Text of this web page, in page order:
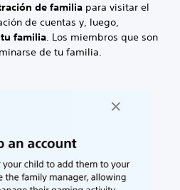
de familia para visitar el
de cuentas y, luego,
familia. Los miembros que son
de tu familia.